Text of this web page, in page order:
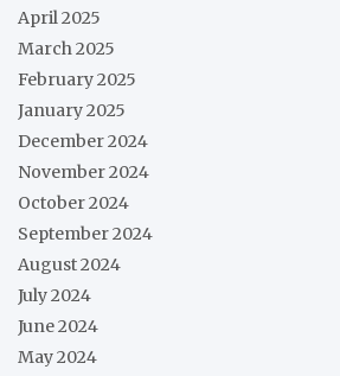
April 2025
March 2025
February 2025
January 2025
December 2024
November 2024
October 2024
September 2024
August 2024
July 2024
June 2024
May 2024